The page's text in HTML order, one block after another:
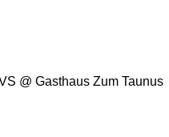
@ Gasthaus Zum Taunus